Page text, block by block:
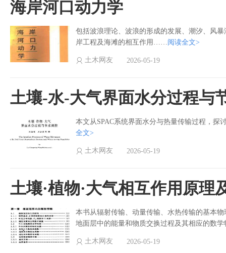
海岸河口动力学
包括波浪理论、波浪的形成的发展、潮汐、风
岸工程及海滩的相互作用……阅读全文>
土木网友 2026-05-19
土壤-水-大气界面水分过程与
本文从SPAC系统界面水分与热量传输过程，
全文>
土木网友 2026-05-19
土壤·植物·大气相互作用原理
本书从辐射传输、动量传输、水热传输的基本
地面层中的能量和物质交换过程及其相应的数
土木网友 2026-05-19